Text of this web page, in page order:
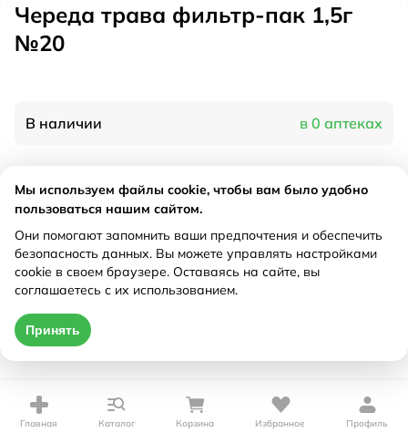
Череда трава фильтр-пак 1,5г
№20
В наличии в 0 аптеках
Характеристики
Рецепт
Не требуется
Главная Каталог Корзина Избранное Профиль
Мы используем файлы cookie, чтобы вам было удобно
пользоваться нашим сайтом.
Они помогают запомнить ваши предпочтения и обеспечить
безопасность данных. Вы можете управлять настройками
cookie в своем браузере. Оставаясь на сайте, вы
соглашаетесь с их использованием.
Принять